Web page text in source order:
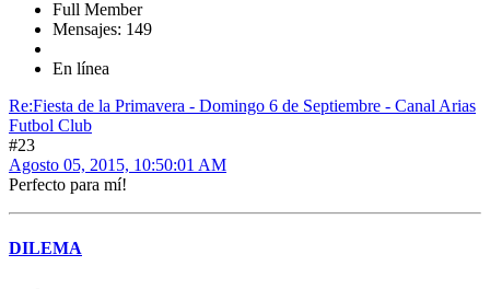
Full Member
Mensajes: 149
En línea
Re:Fiesta de la Primavera - Domingo 6 de Septiembre - Canal Arias
Futbol Club
#23
Agosto 05, 2015, 10:50:01 AM
Perfecto para mí!
DILEMA